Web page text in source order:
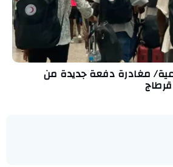
مغادرة دفعة جديدة من